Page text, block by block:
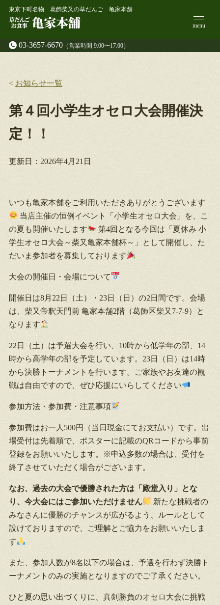
東京下町名物 葛飾柴又の草だんご 亀家本舗
menu
03-3657-6670（営業時間 9:00〜17:00）
< お知らせ一覧
第４回小学生オセロ大会開催決
定！！
更新日： 2026年4月21日
いつも亀家本舗をご利用いただきありがとうございます
当店主催の恒例イベント「小学生オセロ大会」を、こ
の夏も開催いたします
第4回となる今回は「夏休み 小
学生オセロ大会～柴又亀家本舗杯～」として開催し、た
だいま参加者を募集しております
大会の開催日・会場について
開催日は8月22日（土）・23日（日）の2日間です。会場
は、柴又帝釈天門前 亀家本舗2階（葛飾区柴又7-7-9）と
なります
22日（土）は予選大会を行い、10時から低学年の部、14
時から高学年の部を予定しています。23日（日）は14時
から決勝トーナメントを行います。ご家族やお友達の観
戦は自由ですので、ぜひ応援にいらしてください
参加方法・参加費・注意事項
参加費はお一人500円（当日現金にてお支払い）です。出
場受付は先着順で、ポスターに記載のQRコードから事前
登録をお願いいたします。※申込多数の場合は、受付を
終了させていただく場合がございます。
なお、過去の大会で優勝された方は「殿堂入り」とな
り、今大会にはご参加いただけません
新たな挑戦者の
みなさんに優勝のチャンスが広がるよう、ルールとして
設けておりますので、ご理解とご協力をお願いいたしま
す
また、参加人数が8名以下の場合は、予選を行わず決勝ト
ーナメントのみの実施となりますのでご了承ください。
ひと夏の思い出づくりに、真剣勝負のオセロ大会に挑戦